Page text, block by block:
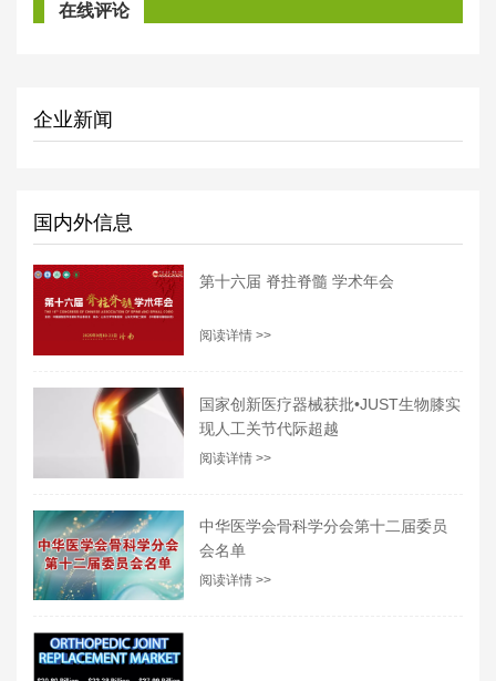
在线评论
企业新闻
国内外信息
第十六届 脊拄脊髓 学术年会
阅读详情 >>
国家创新医疗器械获批•JUST生物膝实
现人工关节代际超越
阅读详情 >>
中华医学会骨科学分会第十二届委员
会名单
阅读详情 >>